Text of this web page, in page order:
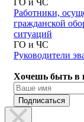
ГО и ЧС
Работники,
гражданской
ситуаций
ГО и ЧС
Руководители
Хочешь быть в